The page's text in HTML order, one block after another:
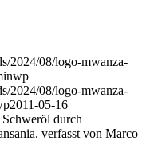
2024/08/logo-mwanza-
2024/08/logo-mwanza-
2011-05-16
durch
verfasst von Marco